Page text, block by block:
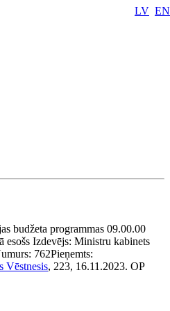
LV EN
budžeta programmas 09.00.00
esošs Izdevējs: Ministru kabinets
762Pieņemts:
Vēstnesis, 223, 16.11.2023. OP